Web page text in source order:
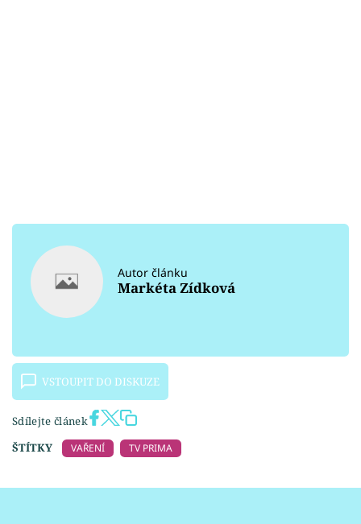
Autor článku
Markéta Zídková
VSTOUPIT DO DISKUZE
Sdílejte článek
ŠTÍTKY
VAŘENÍ TV PRIMA